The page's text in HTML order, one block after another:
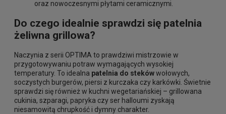
oraz nowoczesnymi płytami ceramicznymi.
Do czego idealnie sprawdzi się patelnia
żeliwna grillowa?
Naczynia z serii OPTIMA to prawdziwi mistrzowie w
przygotowywaniu potraw wymagających wysokiej
temperatury. To idealna patelnia do stekówwołowych,
soczystych burgerów, piersi z kurczaka czy karkówki. Świetnie
sprawdzi się również w kuchni wegetariańskiej – grillowana
cukinia, szparagi, papryka czy ser halloumi zyskają
niesamowitą chrupkość i dymny charakter.